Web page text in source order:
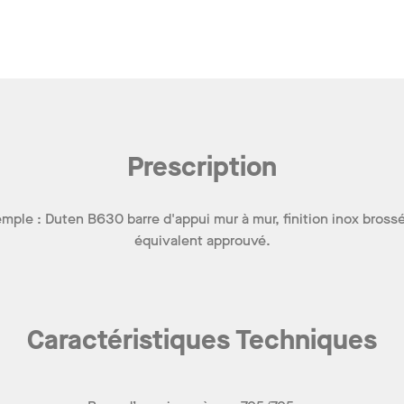
Prescription
: Duten B630 barre d'appui mur à mur, finition inox
équivalent approuvé.
Caractéristiques Techniques